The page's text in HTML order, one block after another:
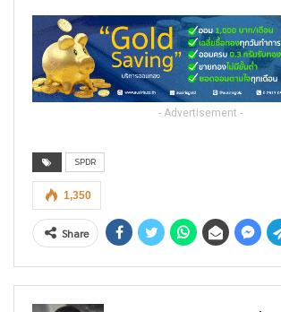
- Advertisement -
SPDR
1,350
Share